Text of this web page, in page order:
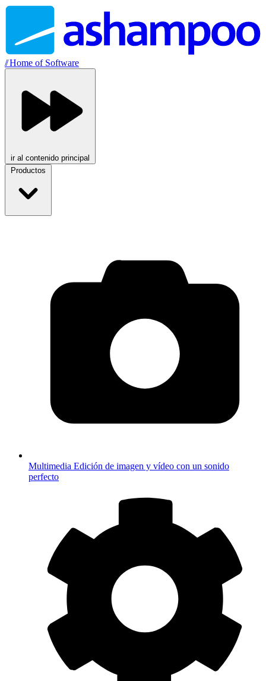
//Home of Software
ir al contenido principal
Productos
Multimedia Edición de imagen y vídeo con un sonido
perfecto